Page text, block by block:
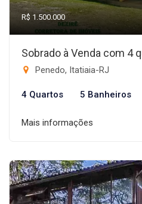
R$ 1.500.000
Sobrado à Venda com 4
Penedo, Itatiaia-RJ
4 Quartos 5 Banheiros
Mais informações